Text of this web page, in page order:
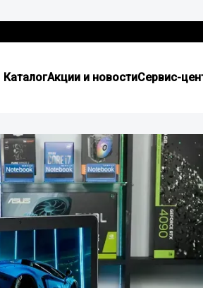
КаталогАкции и новостиСервис-